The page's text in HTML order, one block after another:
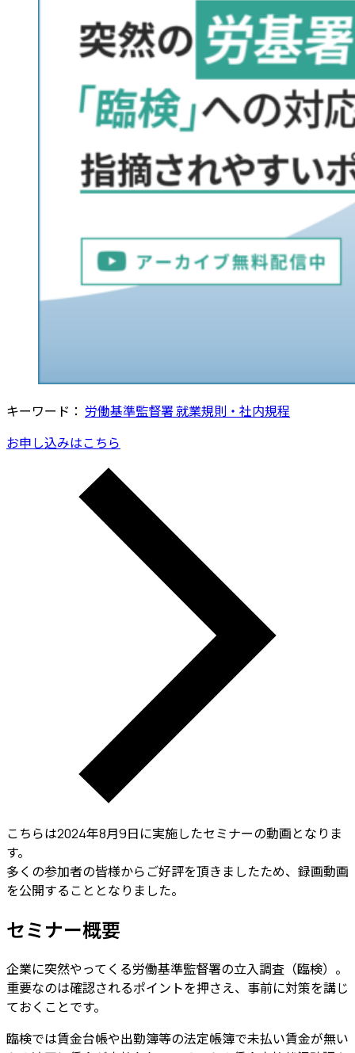
キーワード： 労働基準監督署就業規則・社内規程
お申し込みはこちら
こちらは2024年8月9日に実施したセミナーの動画となりま
す。
多くの参加者の皆様からご好評を頂きましたため、録画動画
を公開することとなりました。
セミナー概要
企業に突然やってくる労働基準監督署の立入調査（臨検）。
重要なのは確認されるポイントを押さえ、事前に対策を講じ
ておくことです。
臨検では賃金台帳や出勤簿等の法定帳簿で未払い賃金が無い